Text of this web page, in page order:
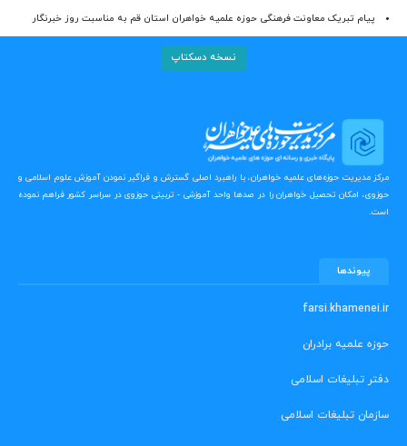
پیام تبریک معاونت فرهنگی حوزه علمیه خواهران استان قم به مناسبت روز خبرنگار
نسخه دسکتاپ
مرکز مدیریت حوزه‌های علمیه خواهران، با راهبرد اصلی گسترش و فراگیر نمودن آموزش علوم اسلامی و
حوزوی، امکان تحصیل خواهران را در صدها واحد آموزشی - تربیتی حوزوی در سراسر کشور فراهم نموده
است.
پیوندها
farsi.khamenei.ir
حوزه علمیه برادران
دفتر تبلیغات اسلامی
سازمان تبلیغات اسلامی